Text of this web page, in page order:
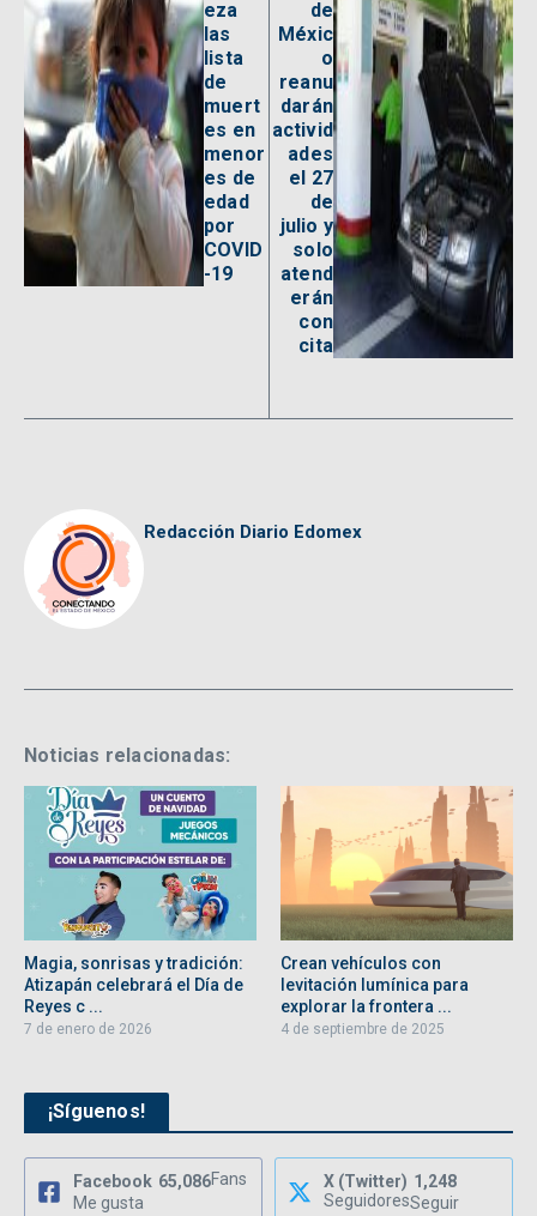
eza
las
lista
de
muert
es en
menor
es de
edad
por
COVID
-19
de
Méxic
o
reanu
darán
activid
ades
el 27
de
julio y
solo
atend
erán
con
cita
Redacción Diario Edomex
Noticias relacionadas:
Magia, sonrisas y tradición:
Atizapán celebrará el Día de
Reyes c ...
7 de enero de 2026
Crean vehículos con
levitación lumínica para
explorar la frontera ...
4 de septiembre de 2025
¡Síguenos!
Facebook 65,086Fans
Me gusta
X (Twitter) 1,248
SeguidoresSeguir